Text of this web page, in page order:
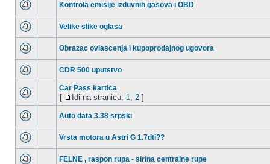
Kontrola emisije izduvnih gasova i OBD
Velike slike oglasa
Obrazac ovlascenja i kupoprodajnog ugovora
CDR 500 uputstvo
Car Pass kartica
[ Idi na stranicu: 1, 2 ]
Auto data 3.38 srpski
Vrsta motora u Astri G 1.7dti??
FELNE , raspon rupa - sirina centralne rupe